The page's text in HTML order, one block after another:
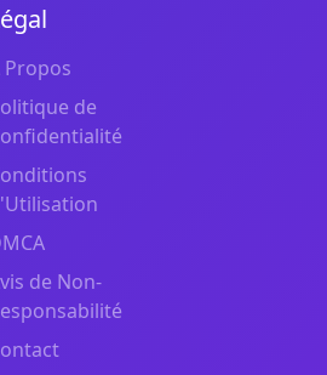
Propos
de
de Non-